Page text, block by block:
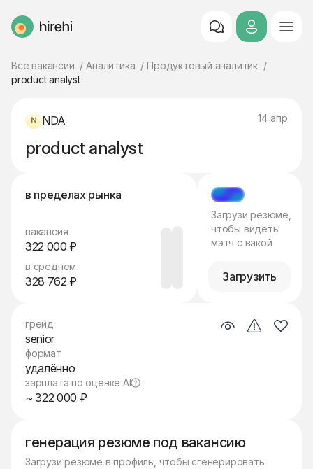
HireHi
Все вакансии Аналитика
Продуктовый аналитик
product analyst
NDA 14 апр
product analyst
в пределах рынка
вакансия
322 000 ₽
в среднем
328 762 ₽
МЭТЧ
Загрузи резюме,
чтобы видеть
мэтч с вакой
Загрузить
генерация резюме под вакансию
Загрузи резюме в профиль, чтобы сгенерировать
грейд
senior
формат
удалённо
зарплата по оценке AI
~ 322 000 ₽